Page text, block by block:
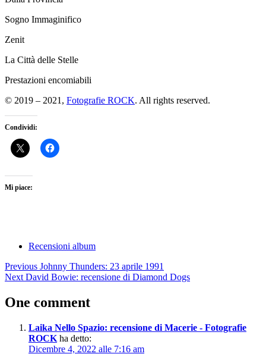
Sogno Immaginifico
Zenit
La Città delle Stelle
Prestazioni encomiabili
© 2019 – 2021, Fotografie ROCK. All rights reserved.
Condividi:
Mi piace:
Recensioni album
2019
Provincia
Nello
Spazio
Overdub
Post
navigation
Previous Johnny Thunders: 23 aprile 1991
Next David Bowie: recensione di Diamond Dogs
One comment
Laika Nello Spazio: recensione di Macerie - Fotografie
ROCK ha detto:
Dicembre 4, 2022 alle 7:16 am